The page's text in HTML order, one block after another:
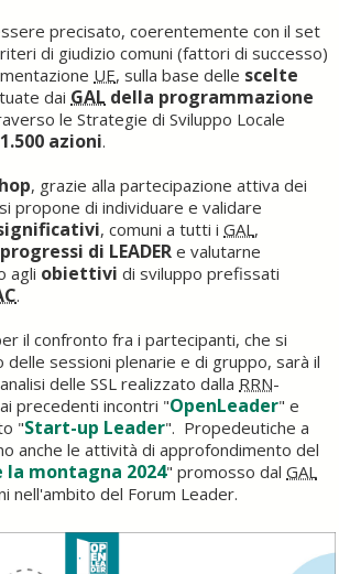
precisato, coerentemente con il set
di giudizio comuni (fattori di successo)
UE, sulla base delle scelte
dai GAL della programmazione
le Strategie di Sviluppo Locale
1.500 azioni.
, grazie alla partecipazione attiva dei
propone di individuare e validare
, comuni a tutti i GAL,
di LEADER e valutarne
agli obiettivi di sviluppo prefissati
.
il confronto fra i partecipanti, che si
delle sessioni plenarie e di gruppo, sarà il
delle SSL realizzato dalla RRN-
precedenti incontri "OpenLeader" e
"Start-up Leader". Propedeutiche a
anche le attività di approfondimento del
la montagna 2024" promosso dal GAL
nell'ambito del Forum Leader.